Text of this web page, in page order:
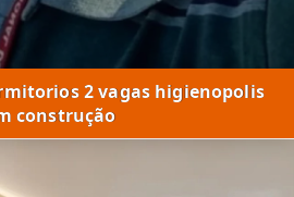
2 vagas higienopolis
construção